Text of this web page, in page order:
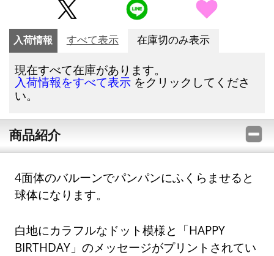
入荷情報 すべて表示 在庫切のみ表示
現在すべて在庫があります。
入荷情報をすべて表示 をクリックしてくださ
い。
商品紹介
4面体のバルーンでパンパンにふくらませると
球体になります。
白地にカラフルなドット模様と「HAPPY
BIRTHDAY」のメッセージがプリントされてい